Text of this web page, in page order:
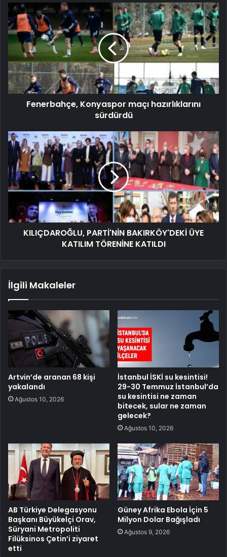
Fenerbahçe, Konyaspor maçı hazırlıklarını
sürdürdü
KILIÇDAROĞLU, PARTİ'NİN BAKIRKÖY'DEKİ ÜYE
KATILIM TÖRENİNE KATILDI
İlgili Makaleler
Artvin’de aranan 68 kişi
yakalandı
Ağustos 10, 2026
İstanbul İSKİ su kesintisi!
29-30 Temmuz İstanbul’da
su kesintisi ne zaman
bitecek, sular ne zaman
gelecek?
Ağustos 10, 2026
AB Türkiye Delegasyonu
Başkanı Büyükelçi Orav,
Süryani Metropoliti
Filüksinos Çetin’i ziyaret
etti
Güney Afrika Ebola İçin 5
Milyon Dolar Bağışladı
Ağustos 9, 2026